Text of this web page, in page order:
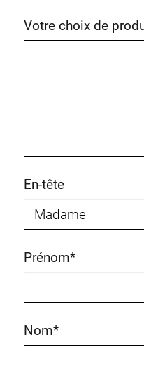
Votre choix de
En-tête
Prénom*
Nom*